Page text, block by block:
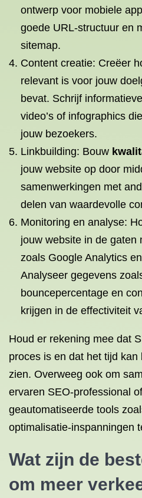
ontwerp voor mobiele
goede URL-structuur en
sitemap.
Content creatie: Creëer
relevant is voor jouw
bevat. Schrijf
video’s of infographics
jouw bezoekers.
Linkbuilding: Bouw
jouw website op door
samenwerkingen met
delen van waardevolle
Monitoring en analyse:
jouw website in de gaten
zoals Google Analytics
Analyseer gegevens
bouncepercentage en
krijgen in de effectiviteit
Houd er rekening mee dat
proces is en dat het tijd
zien. Overweeg ook om
ervaren SEO-professional
geautomatiseerde tools
optimalisatie-inspanningen
Wat zijn de
om meer